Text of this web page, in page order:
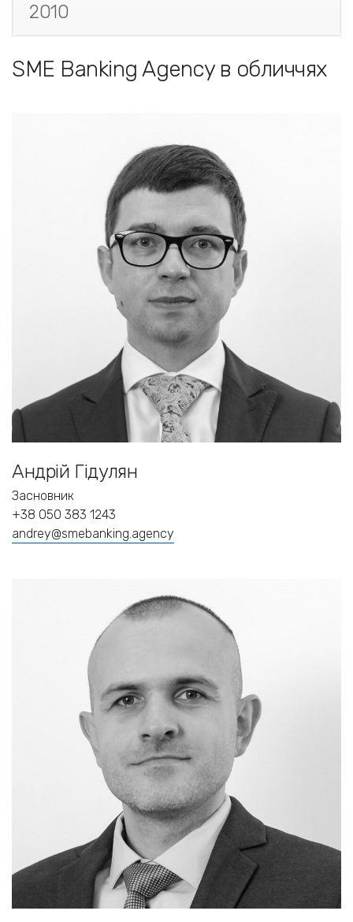
2010
SME Banking Agency в обличчях
Андрій Гідулян
Засновник
+38 050 383 1243
andrey@smebanking.agency